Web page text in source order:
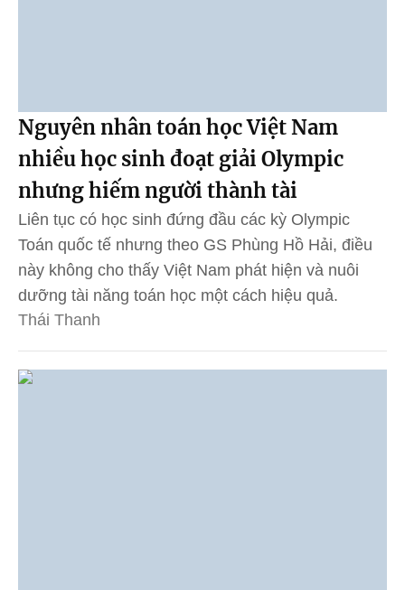
Nguyên nhân toán học Việt Nam
nhiều học sinh đoạt giải Olympic
nhưng hiếm người thành tài
Liên tục có học sinh đứng đầu các kỳ Olympic
Toán quốc tế nhưng theo GS Phùng Hồ Hải, điều
này không cho thấy Việt Nam phát hiện và nuôi
dưỡng tài năng toán học một cách hiệu quả.
Thái Thanh